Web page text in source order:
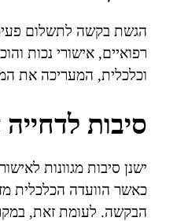
הגשת בקשה לתשלום
רפואיים, אישורי נכות
וכלכלית, המעריכה את
סיבות
ישנן סיבות מגוונות
כאשר הוועדה הכלכלית
הבקשה. לעומת זאת,